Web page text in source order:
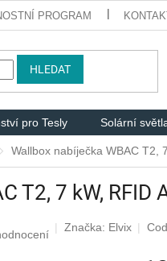
PROGRAM
HLEDAT
pro Tesly Solární
Wallbox nabíječka WBAC T2,
T2, 7 kW, RFID
Značka: Elvix